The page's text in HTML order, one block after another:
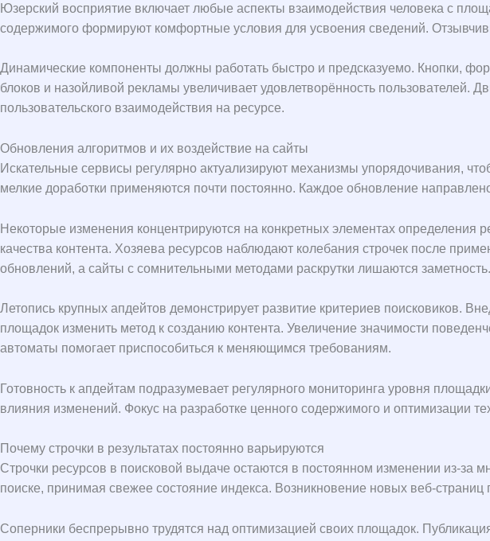
Юзерский восприятие включает любые аспекты взаимодействия человека с
содержимого формируют комфортные условия для усвоения сведений.
Динамические компоненты должны работать быстро и предсказуемо. Кнопки,
блоков и назойливой рекламы увеличивает удовлетворённость пользователей.
пользовательского взаимодействия на ресурсе.
Обновления алгоритмов и их воздействие на сайты
Искательные сервисы регулярно актуализируют механизмы упорядочивания,
мелкие доработки применяются почти постоянно. Каждое обновление
Некоторые изменения концентрируются на конкретных элементах определения
качества контента. Хозяева ресурсов наблюдают колебания строчек после
обновлений, а сайты с сомнительными методами раскрутки лишаются заметность.
Летопись крупных апдейтов демонстрирует развитие критериев поисковиков.
площадок изменить метод к созданию контента. Увеличение значимости
автоматы помогает приспособиться к меняющимся требованиям.
Готовность к апдейтам подразумевает регулярного мониторинга уровня
влияния изменений. Фокус на разработке ценного содержимого и оптимизации
Почему строчки в результатах постоянно варьируются
Строчки ресурсов в поисковой выдаче остаются в постоянном изменении из-
поиске, принимая свежее состояние индекса. Возникновение новых веб-
Соперники беспрерывно трудятся над оптимизацией своих площадок.